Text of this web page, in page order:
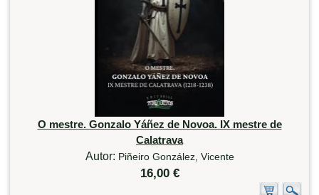
O mestre. Gonzalo Yáñez de Novoa. IX mestre de
Calatrava
Autor: Piñeiro González, Vicente
16,00 €